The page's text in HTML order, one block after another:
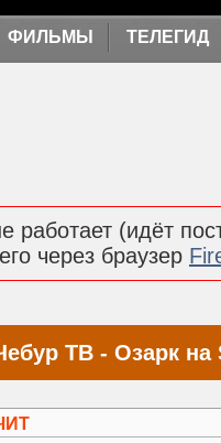
ФИЛЬМЫ ТЕЛЕГИД
(идёт
через браузер
ТВ - Озарк на